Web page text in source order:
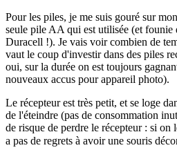
Pour les piles, je me suis gouré sur
seule pile AA qui est utilisée (et founie
Duracell !). Je vais voir combien de
vaut le coup d'investir dans des piles
oui, sur la durée on est toujours
nouveaux accus pour appareil photo).
Le récepteur est très petit, et se loge
de l'éteindre (pas de consommation
de risque de perdre le récepteur : si on
a pas de regrets à avoir une souris